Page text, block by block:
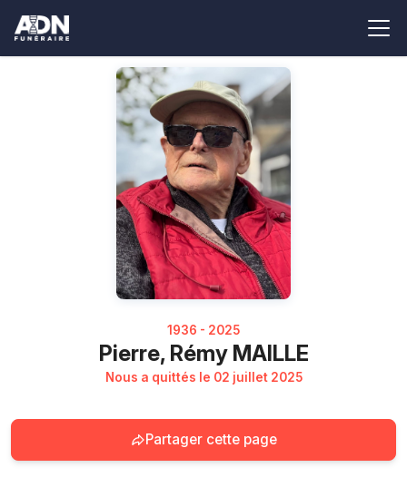
1936 - 2025
Pierre, Rémy MAILLE
Nous a quittés le 02 juillet 2025
Partager cette page